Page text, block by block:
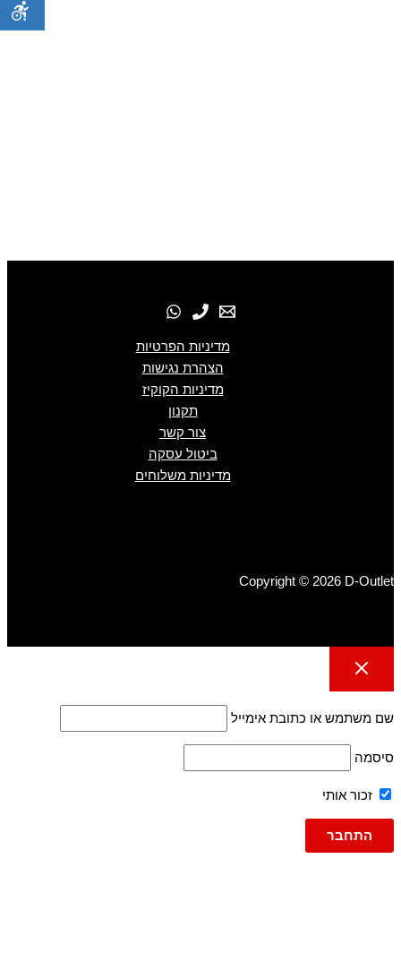
מדיניות הפרטיות
הצהרת נגישות
מדיניות הקוקיז
תקנון
צור קשר
ביטול עסקה
מדיניות משלוחים
Copyright © 2026 D-Outlet
שם משתמש או כתובת אימייל
סיסמה
זכור אותי